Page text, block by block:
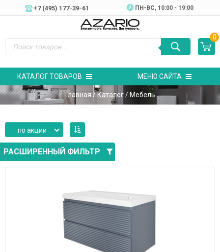
+7 (495) 177-39-61 ПН-ВC, 10:00 - 19:00
0
КАТАЛОГ ТОВАРОВ МЕНЮ САЙТА
Главная/Каталог/ Мебель
РАСШИРЕННЫЙ ФИЛЬТР
по акции